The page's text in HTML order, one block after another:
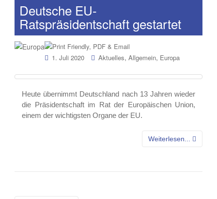
Deutsche EU-
Ratspräsidentschaft gestartet
1. Juli 2020 Aktuelles, Allgemein, Europa
Heute übernimmt Deutschland nach 13 Jahren wieder
die Präsidentschaft im Rat der Europäischen Union,
einem der wichtigsten Organe der EU.
Weiterlesen...